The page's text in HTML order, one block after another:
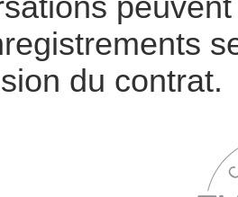
du contrat.